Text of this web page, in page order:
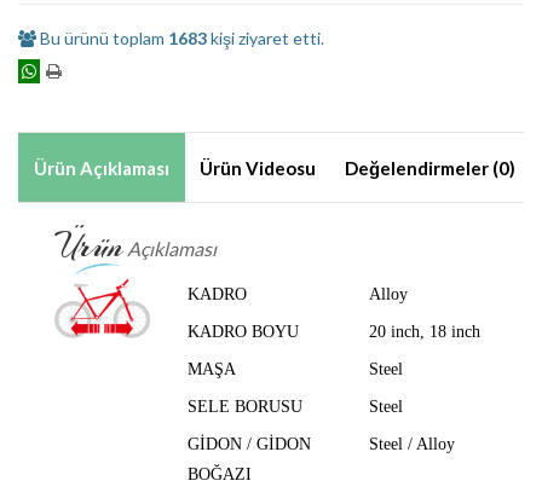
Bu ürünü toplam 1683kişi ziyaret etti.
Ürün Açıklaması Ürün Videosu Değelendirmeler (0)
Ürün Açıklaması
KADRO Alloy
KADRO BOYU 20 inch, 18 inch
MAŞA Steel
SELE BORUSU Steel
GİDON / GİDON
BOĞAZI
Steel / Alloy